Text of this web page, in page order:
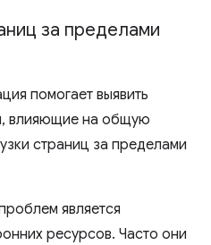
за пределами
помогает выявить
влияющие на общую
страниц за пределами
является
ресурсов. Часто они